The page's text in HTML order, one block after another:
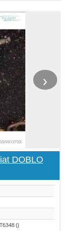
›
DOBLO
()